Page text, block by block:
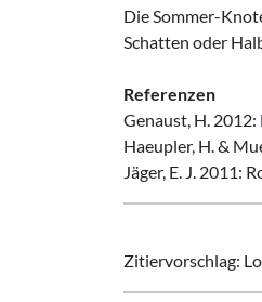
Die Sommer-
Schatten oder
Referenzen
Genaust, H.
Haeupler, H. &
Jäger, E. J. 2011:
Zitiervorschlag: